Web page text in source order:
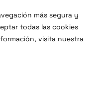
más segura y
todas las cookies
visita nuestra